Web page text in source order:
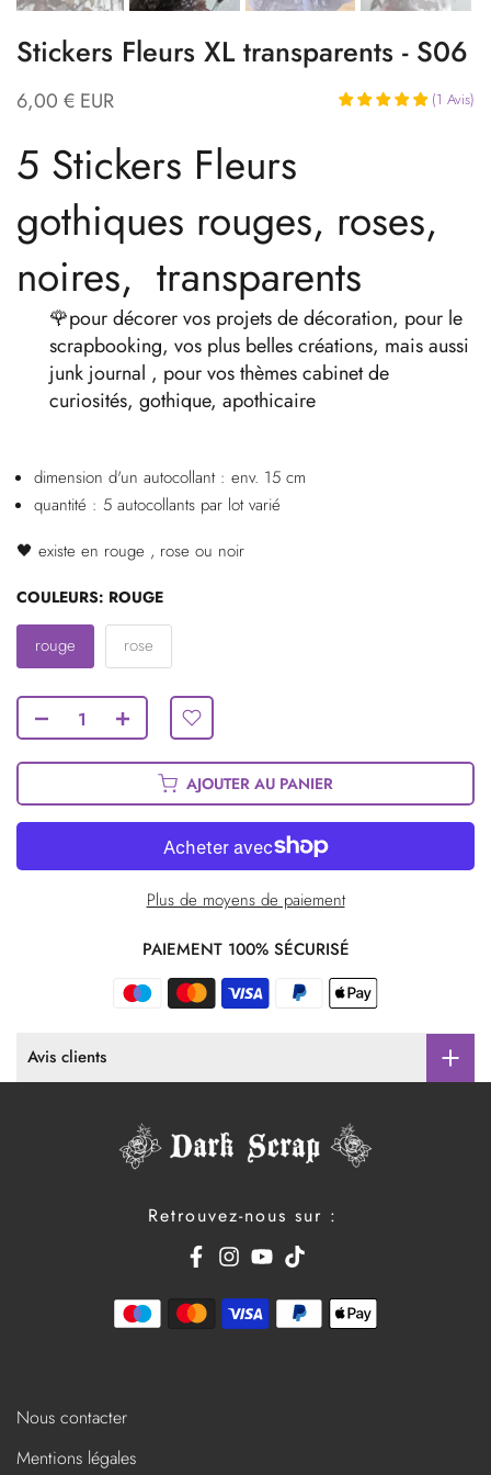
Stickers Fleurs XL transparents - S06
6,00 € EUR (1 Avis)
5 Stickers Fleurs
gothiques rouges, roses,
noires, transparents
🌹pour décorer vos projets de décoration, pour le
scrapbooking, vos plus belles créations, mais aussi
junk journal , pour vos thèmes cabinet de
curiosités, gothique, apothicaire
dimension d'un autocollant : env. 15 cm
quantité : 5 autocollants par lot varié
🖤 existe en rouge , rose ou noir
COULEURS: ROUGE
rouge rose
AJOUTER AU PANIER
Plus de moyens de paiement
PAIEMENT 100% SÉCURISÉ
Avis clients
Retrouvez-nous sur :
Nous contacter
Mentions légales